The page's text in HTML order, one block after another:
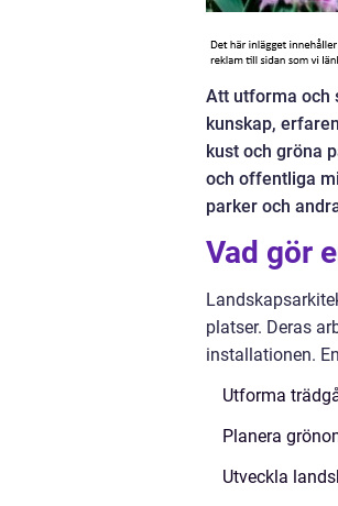
Att utforma och
kunskap,
kust och gröna
och offentliga
parker och
Vad gör
platser. Deras
installationen.
Utforma
Planera
Utveckla